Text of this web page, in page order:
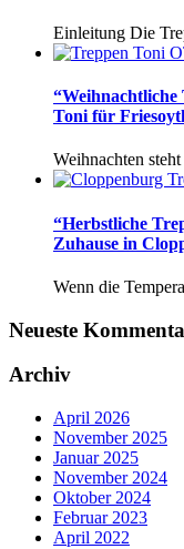
Einleitung Die
Toni für
Weihnachten
“Herbstliche
Zuhause in
Wenn die
Neueste
Archiv
April 2026
November 2025
Januar 2025
November 2024
Oktober 2024
Februar 2023
April 2022